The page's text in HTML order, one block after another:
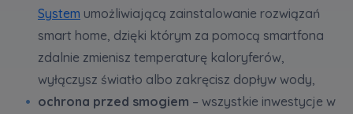
Dane o aktywności na naszej stronie mogą być
Twoje dane są współadministrowane przez
spółki z Grupy Kapitałowej Murapol . Więcej o
tym jak przetwarzamy dane, wykorzystujemy
System umożliwiającą zainstalowanie rozwiązań
smart home, dzięki którym za pomocą smartfona
zdalnie zmienisz temperaturę kaloryferów,
wyłączysz światło albo zakręcisz dopływ wody,
ochrona przed smogiem – wszystkie inwestycje w